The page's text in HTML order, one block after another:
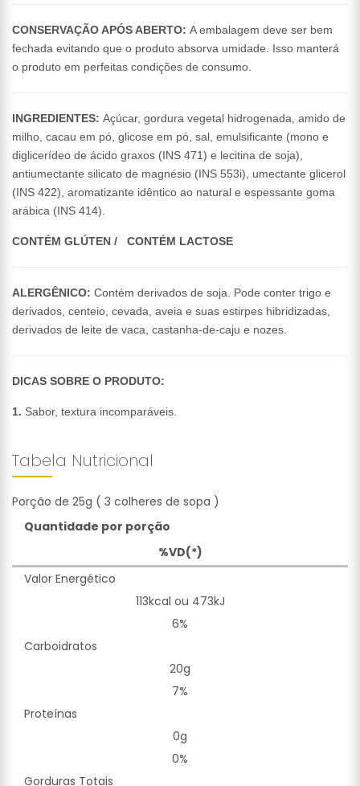
CONSERVAÇÃO APÓS ABERTO: A embalagem deve ser bem
fechada evitando que o produto absorva umidade. Isso manterá
o produto em perfeitas condições de consumo.
INGREDIENTES: Açúcar, gordura vegetal hidrogenada, amido de
milho, cacau em pó, glicose em pó, sal, emulsificante (mono e
diglicerídeo de ácido graxos (INS 471) e lecitina de soja),
antiumectante silicato de magnésio (INS 553i), umectante glicerol
(INS 422), aromatizante idêntico ao natural e espessante goma
arábica (INS 414).
CONTÉM GLÚTEN / CONTÉM LACTOSE
ALERGÊNICO: Contém derivados de soja. Pode conter trigo e
derivados, centeio, cevada, aveia e suas estirpes hibridizadas,
derivados de leite de vaca, castanha-de-caju e nozes.
DICAS SOBRE O PRODUTO:
1. Sabor, textura incomparáveis.
Tabela Nutricional
Porção de 25g ( 3 colheres de sopa )
Quantidade por porção
%VD(*)
Valor Energético
113kcal ou 473kJ
6%
Carboidratos
20g
7%
Proteínas
0g
0%
Gorduras Totais